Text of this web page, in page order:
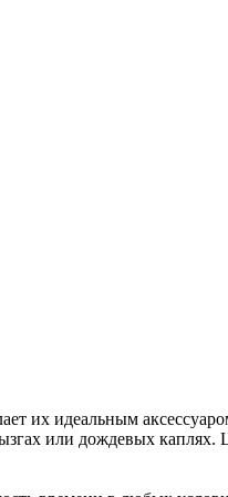
их идеальным
или дождевых каплях.